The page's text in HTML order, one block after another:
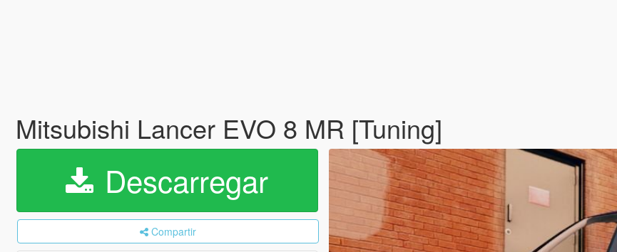
Mitsubishi Lancer EVO 8 MR [Tuning]
Descarregar
Compartir